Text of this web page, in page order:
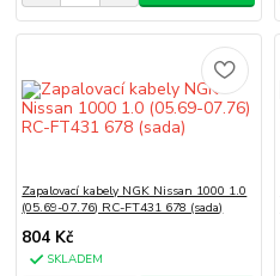
Zapalovací kabely NGK Nissan 1000 1.0
(05.69-07.76) RC-FT431 678 (sada)
804 Kč
SKLADEM